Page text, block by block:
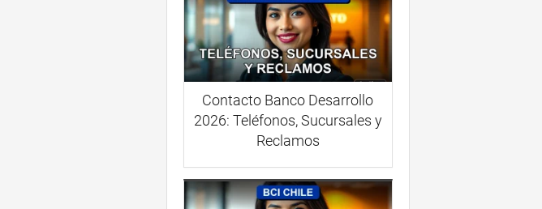
Contacto Banco Desarrollo
2026: Teléfonos, Sucursales y
Reclamos